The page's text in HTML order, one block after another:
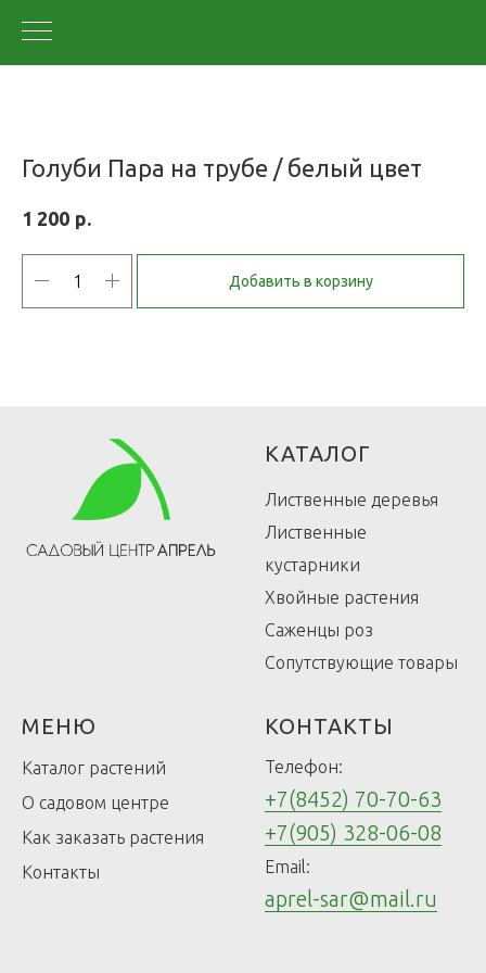
Голуби Пара на трубе / белый цвет
1 200 р.
Добавить в корзину
КАТАЛОГ
Лиственные деревья
Лиственные
кустарники
Хвойные растения
Саженцы роз
Сопутствующие товары
МЕНЮ
Каталог растений
О садовом центре
Как заказать растения
Контакты
КОНТАКТЫ
Телефон:
+7(8452) 70-70-63
+7(905) 328-06-08
Email:
aprel-sar@mail.ru